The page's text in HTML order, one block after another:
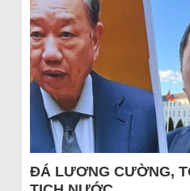
ĐÁ LƯƠNG CƯỜNG,